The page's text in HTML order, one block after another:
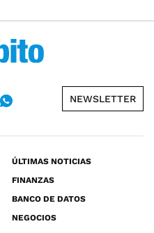
NEWSLETTER
ÚLTIMAS NOTICIAS
FINANZAS
BANCO DE DATOS
NEGOCIOS